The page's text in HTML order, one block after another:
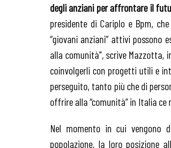
degli anziani per affrontare il
presidente di Cariplo e Bpm,
“giovani anziani” attivi possono
alla comunità", scrive Mazzotta,
coinvolgerli con progetti utili e
perseguito, tanto più che di
offrire alla “comunità” in Italia ce
Nel momento in cui vengono
popolazione, la loro posizione